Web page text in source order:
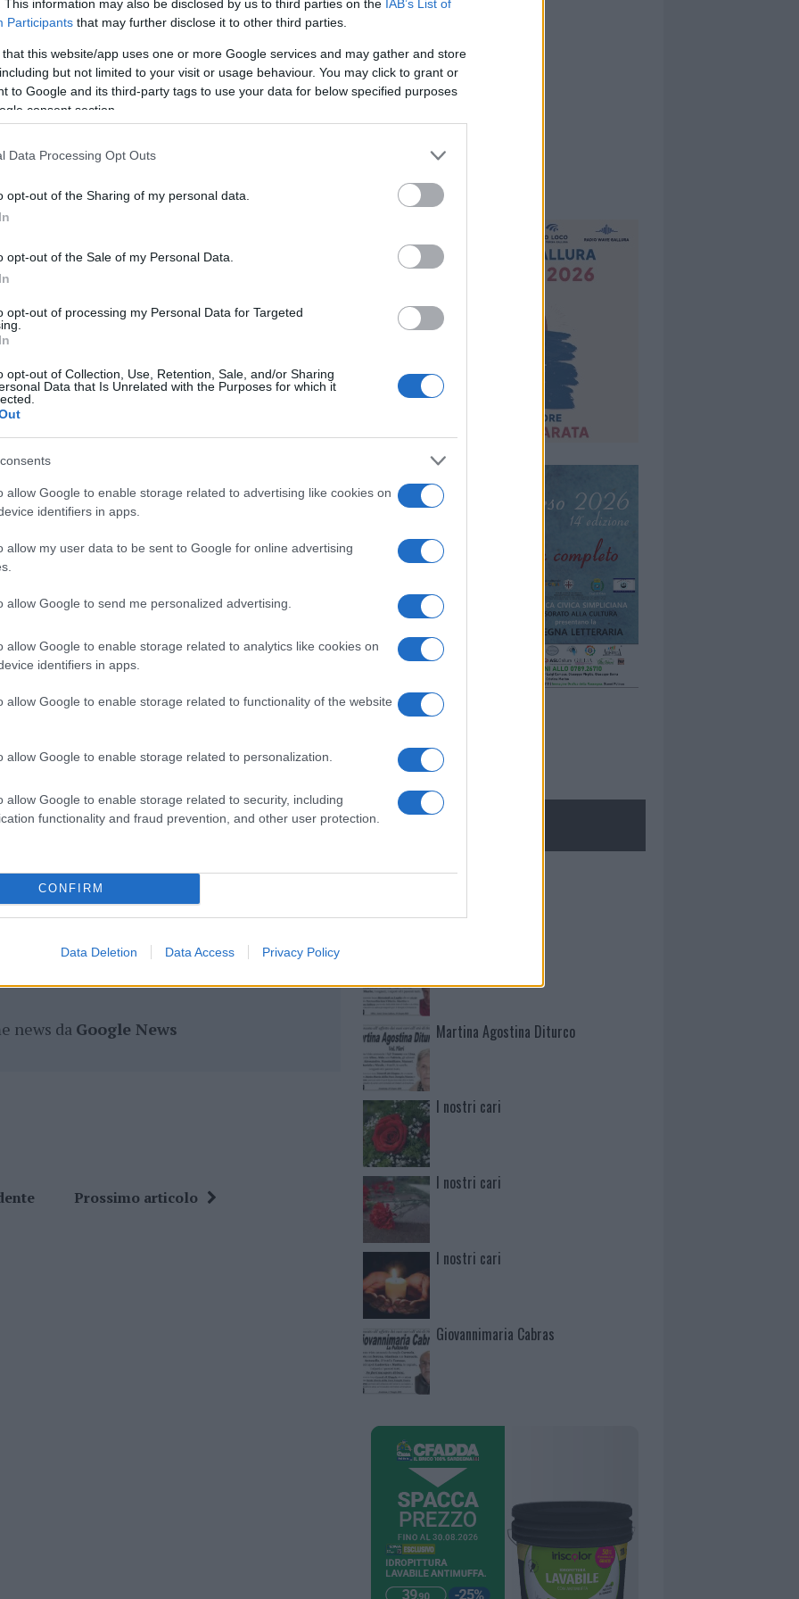
This information may also be disclosed by us to third parties on the IAB’s List of
Participants that may further disclose it to other third parties.
that this website/app uses one or more Google services and may gather and store
but not limited to your visit or usage behaviour. You may click to grant or
to Google and its third-party tags to use your data for below specified purposes
consent section.
Data Processing Opt Outs
opt-out of the Sharing of my personal data.
opt-out of the Sale of my Personal Data.
opt-out of processing my Personal Data for Targeted
opt-out of Collection, Use, Retention, Sale, and/or Sharing
Data that Is Unrelated with the Purposes for which it
allow Google to enable storage related to advertising like cookies on
identifiers in apps.
allow my user data to be sent to Google for online advertising
allow Google to send me personalized advertising.
allow Google to enable storage related to analytics like cookies on
identifiers in apps.
allow Google to enable storage related to functionality of the website
allow Google to enable storage related to personalization.
allow Google to enable storage related to security, including
functionality and fraud prevention, and other user protection.
CONFIRM
Data Deletion Data Access Privacy Policy
recare sul luogo di lavoro o
lontani da casa.
mattina sino al 22 maggio in tutta
i self service, quindi per 72 ore
il proprio mezzo.Così non è stato, la
e in Gallura ha regolarmente aperto
senza carburante in vista dello sciopero
e in alcuni casi mandando anche il
almeno 200 dei 350 impianti “di bandiera”
alla Regione.
nella sezioneLogin
dal menù del sito o
Sardegna
i tuoi video e le tue foto
+39 345 356 7512
di GalluraOggi.it
news da Google News
Prossimo articolo
Mario Malu
Martina Agostina Diturco
I nostri cari
I nostri cari
I nostri cari
Giovannimaria Cabras